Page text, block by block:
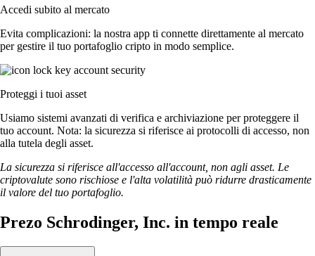
Accedi subito al mercato
Evita complicazioni: la nostra app ti connette direttamente al mercato
per gestire il tuo portafoglio cripto in modo semplice.
Proteggi i tuoi asset
Usiamo sistemi avanzati di verifica e archiviazione per proteggere il
tuo account. Nota: la sicurezza si riferisce ai protocolli di accesso, non
alla tutela degli asset.
La sicurezza si riferisce all'accesso all'account, non agli asset. Le
criptovalute sono rischiose e l'alta volatilità può ridurre drasticamente
il valore del tuo portafoglio.
Prezo Schrodinger, Inc. in tempo reale